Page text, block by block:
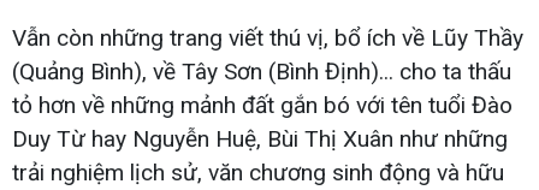
Vẫn còn những trang viết thú vị, bổ ích về Lũy Thầy
(Quảng Bình), về Tây Sơn (Bình Định)... cho ta thấu
tỏ hơn về những mảnh đất gắn bó với tên tuổi Đào
Duy Từ hay Nguyễn Huệ, Bùi Thị Xuân như những
trải nghiệm lịch sử, văn chương sinh động và hữu